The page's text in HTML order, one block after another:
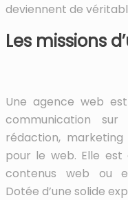
deviennent de
Les missions
Une agence web
communication sur
rédaction,
pour le web. Elle
contenus web ou
Dotée d’une solide